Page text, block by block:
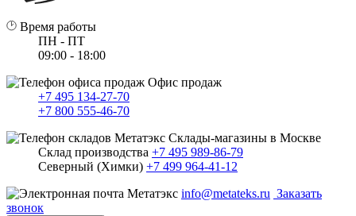
Время работы
ПН - ПТ
09:00 - 18:00
Офис продаж
+7 495 134-27-70
+7 800 555-46-70
Склады-магазины в Москве
Склад производства +7 495 989-86-79
Северный (Химки) +7 499 964-41-12
info@metateks.ru Заказать
звонок